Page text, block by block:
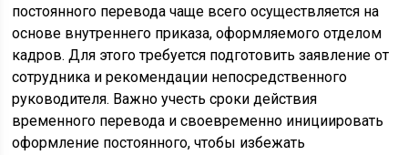
постоянного перевода чаще всего осуществляется на
основе внутреннего приказа, оформляемого отделом
кадров. Для этого требуется подготовить заявление от
сотрудника и рекомендации непосредственного
руководителя. Важно учесть сроки действия
временного перевода и своевременно инициировать
оформление постоянного, чтобы избежать